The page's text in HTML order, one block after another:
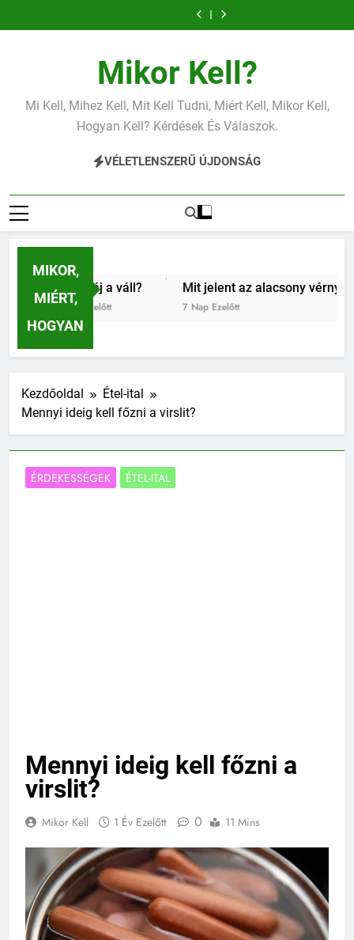
a
magas
alacsony vas?
Miért fáj a váll?
Mit jelent az
Mit jelent a
alacsony
vérnyomás?Mikor Kell?
Mi Kell, Mihez Kell, Mit Kell Tudni, Miért Kell, Mikor Kell,
Hogyan Kell? Kérdések És Válaszok.
VÉLETLENSZERŰ ÚJDONSÁG
MIKOR,
MIÉRT,
HOGYAN
fáj a váll?
Nap Ezelőtt
Mit jelent az alacsony vérnyomás?
7 Nap Ezelőtt
Kezdőoldal
Étel-ital
Mennyi ideig kell főzni a virslit?
ÉRDEKESSÉGEK ÉTEL-ITAL
Mennyi ideig kell főzni a
virslit?
Mikor Kell 1 Év Ezelőtt 0 11 Mins